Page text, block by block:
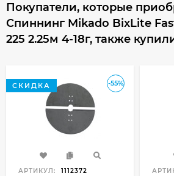
Покупатели, которые
Спиннинг Mikado BixLite
225 2.25м 4-18г, также
-55%
СКИДКА
АРТИКУЛ: 1112372